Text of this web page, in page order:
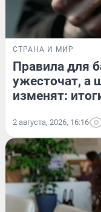
СТРАНА И МИР
Правила для
ужесточат, а
изменят:
2 августа, 2026, 16:16